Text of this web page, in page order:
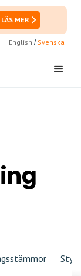
LÄS MER
English / Svenska